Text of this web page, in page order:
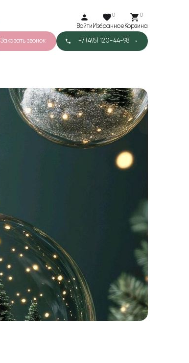
Войти
0
Избранное
0
Корзина
Заказать звонок +7 (495) 120-44-98
Бархат1